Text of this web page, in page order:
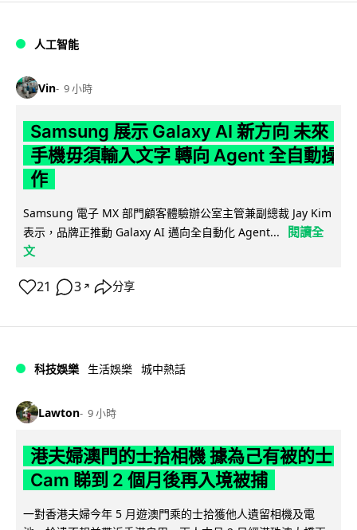
人工智能
Vin 9 小時
Samsung 展示 Galaxy AI 新方向 未來
手機毋須輸入文字 轉向 Agent 全自動操
作
Samsung 電子 MX 部門顧客體驗辦公室主管兼副總裁 Jay Kim
表示，品牌正推動 Galaxy AI 邁向全自動化 Agent...
閱讀全
文
21 3 ↗ 分享
科技娛樂 生活娛樂 城中熱話
Lawton 9 小時
港夫婦澳門的士拾相機 據為己有被的士
Cam 睇到 2 個月後再入境被捕
一對香港夫婦今年 5 月遊澳門乘的士拾獲他人遺留相機及電